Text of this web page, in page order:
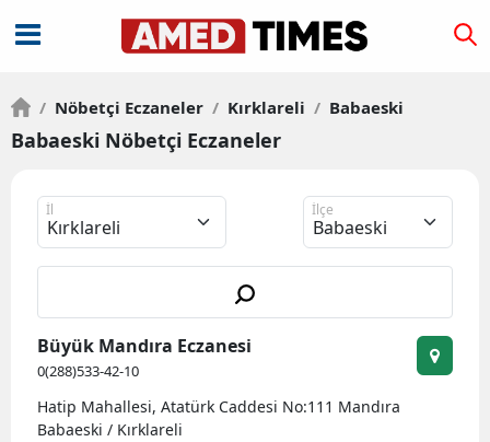
/ Nöbetçi Eczaneler / Kırklareli / Babaeski
Babaeski Nöbetçi Eczaneler
İl İlçe
Büyük Mandıra Eczanesi
0(288)533-42-10
Hatip Mahallesi, Atatürk Caddesi No:111 Mandıra
Babaeski / Kırklareli